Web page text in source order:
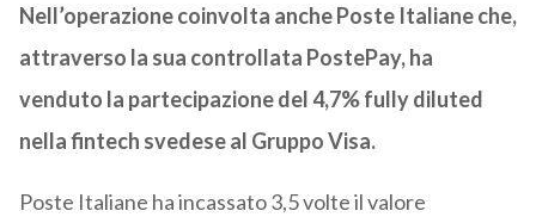
Nell’operazione coinvolta anche Poste Italiane che,
attraverso la sua controllata PostePay, ha
venduto la partecipazione del 4,7% fully diluted
nella fintech svedese al Gruppo Visa.
Poste Italiane ha incassato 3,5 volte il valore